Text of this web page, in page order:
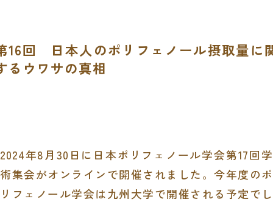
16回 日本人のポリフェノール摂取量に
るウワサの真相
2024年8月30日に日本ポリフェノール学会第17回学
術集会がオンラインで開催されました。今年度のポ
リフェノール学会は九州大学で開催される予定でし